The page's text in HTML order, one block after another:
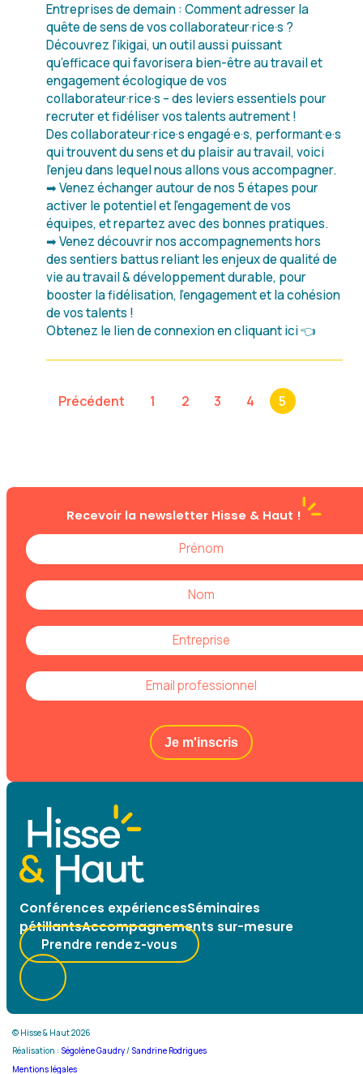
Entreprises de demain : Comment adresser la
quête de sens de vos collaborateur·rice·s ?
Découvrez l’ikigai, un outil aussi puissant
qu’efficace qui favorisera bien-être au travail et
engagement écologique de vos
collaborateur·rice·s – des leviers essentiels pour
recruter et fidéliser vos talents autrement !
Des collaborateur·rice·s engagé·e·s, performant·e·s
qui trouvent du sens et du plaisir au travail, voici
l’enjeu dans lequel nous allons vous accompagner.
➡ Venez échanger autour de nos 5 étapes pour
activer le potentiel et l’engagement de vos
équipes, et repartez avec des bonnes pratiques.
➡ Venez découvrir nos accompagnements hors
des sentiers battus reliant les enjeux de qualité de
vie au travail & développement durable, pour
booster la fidélisation, l’engagement et la cohésion
de vos talents !
Obtenez le lien de connexion en cliquant ici 👈
Précédent 1 2 3 4 5
Recevoir la newsletter Hisse & Haut !
Je m'inscris
Conférences expériencesSéminaires
pétillantsAccompagnements sur-mesure
Prendre rendez-vous
© Hisse & Haut 2026
Réalisation : Ségolène Gaudry/ Sandrine Rodrigues
Mentions légales